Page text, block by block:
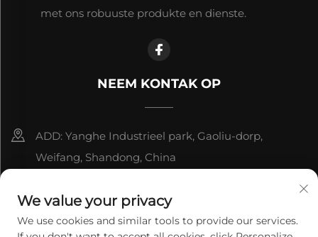
met ons robuuste produkte en dienste.
NEEM KONTAK OP
ADD: Yanghe Industrieel park, Gaoliu-dorp,
Weifang, Shandong, China
[email protected]
We value your privacy
We use cookies and similar tools to provide our services.